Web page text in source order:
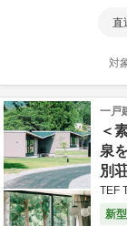
直
対
一戸
＜
泉
別
TEF
新